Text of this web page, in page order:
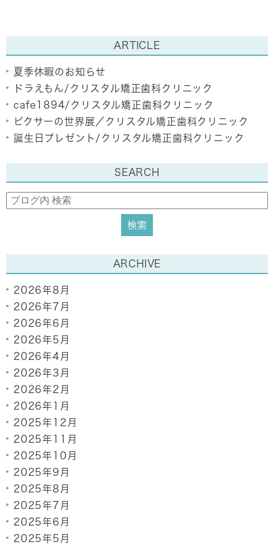
ARTICLE
夏季休暇のお知らせ
ドラえもん/クリスタル矯正歯科クリニック
cafe1894/クリスタル矯正歯科クリニック
ピクサーの世界展／クリスタル矯正歯科クリニック
誕生日プレゼント/クリスタル矯正歯科クリニック
SEARCH
ARCHIVE
2026年8月
2026年7月
2026年6月
2026年5月
2026年4月
2026年3月
2026年2月
2026年1月
2025年12月
2025年11月
2025年10月
2025年9月
2025年8月
2025年7月
2025年6月
2025年5月